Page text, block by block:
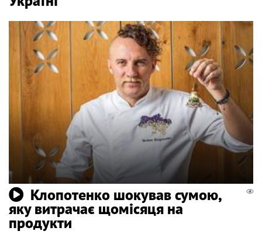
Клопотенко шокував сумою,
яку витрачає щомісяця на
продукти